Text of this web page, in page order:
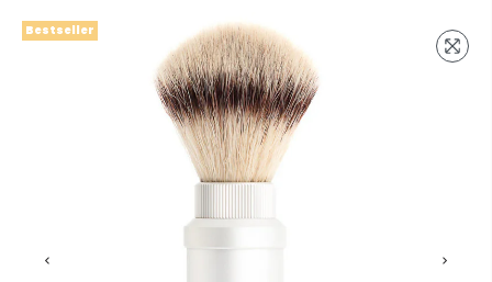
Bestseller